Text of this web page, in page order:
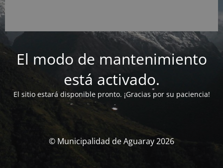
El modo de mantenimiento
está activado.
El sitio estará disponible pronto. ¡Gracias por su paciencia!
© Municipalidad de Aguaray 2026